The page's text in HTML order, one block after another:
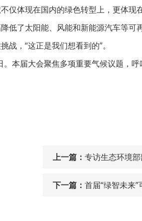
仅体现在国内的绿色转型上，更体
低了太阳能、风能和新能源汽车等可
，“这正是我们想看到的”。
本届大会聚焦多项重要气候议题，
上一篇： 专访生态环境
下一篇： 首届“绿智未来